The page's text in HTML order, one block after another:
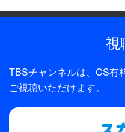
全話数
TBS
視
TBSチャンネルは、CS有
ご視聴いただけます。